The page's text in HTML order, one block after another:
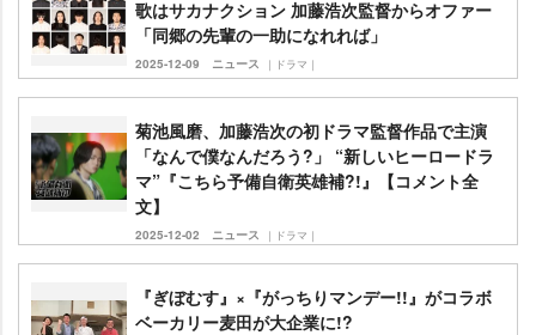
歌はサカナクション 加藤浩次監督からオファー
「同郷の先輩の一助になれれば」
2025-12-09 ニュース ｜ドラマ｜
菊池風磨、加藤浩次の初ドラマ監督作品で主演
「なんで僕なんだろう?」 “新しいヒーロードラ
マ”『こちら予備自衛英雄補?!』【コメント全
文】
2025-12-02 ニュース ｜ドラマ｜
『ぎぼむす』×『がっちりマンデー!!』がコラボ
ベーカリー麦田が大企業に!?